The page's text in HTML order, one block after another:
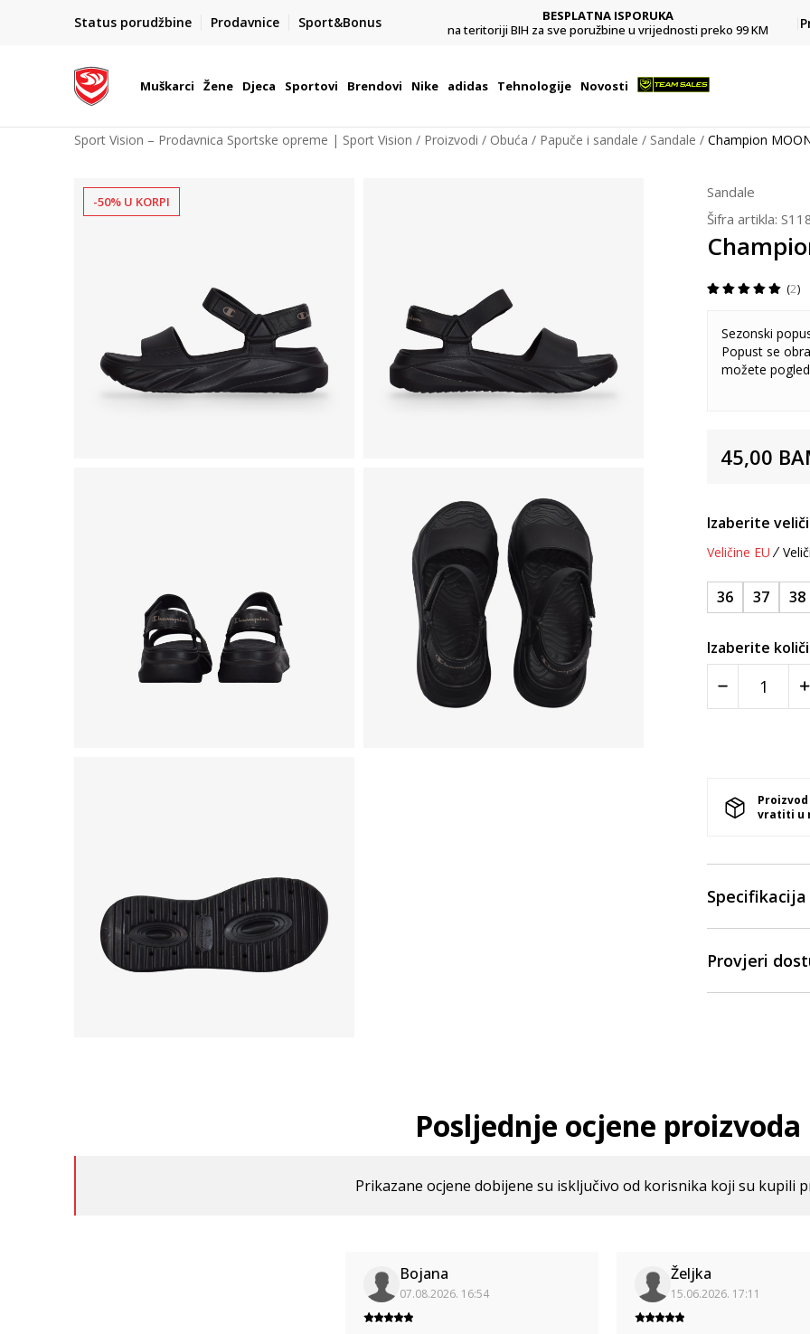
Status porudžbine Prodavnice Sport&Bonus
POZOVITE NAS NA : 055/490-400
Pon-Pet od 9h - 16h
BESPLATNA ISPORUKA
na teritoriji BIH za sve poružbine u vrijednosti preko 99 KM
Muškarci Žene Djeca Sportovi Brendovi Nike adidas Tehnologije Novosti
Sport Vision – Prodavnica Sportske opreme | Sport Vision Proizvodi Obuća Papuče i sandale Sandale Champion
-50% U KORPI
Sandale
Šifra artikla:
2
Sezonski
Popust se
možete
45,00
Izaberite
Veličine EU
36 37 38
Izaberite
vratiti u
Specifikacija
Provjeri
Posljednje ocjene proizvoda
Prikazane ocjene dobijene su isključivo od korisnika koji su kupili
Bojana
07.08.2026. 16:54
Željka
15.06.2026. 17:11